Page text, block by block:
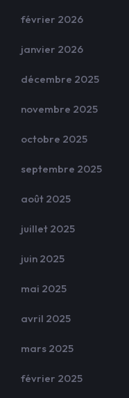
février 2026
janvier 2026
décembre 2025
novembre 2025
octobre 2025
septembre 2025
août 2025
juillet 2025
juin 2025
mai 2025
avril 2025
mars 2025
février 2025